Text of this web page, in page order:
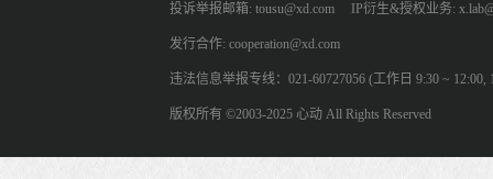
投诉举报邮箱: tousu@xd.com IP衍生&授权业务:
发行合作: cooperation@xd.com
违法信息举报专线：021-60727056 (工作日 9:30 ~ 12:00,
版权所有 ©2003-2025 心动 All Rights Reserved